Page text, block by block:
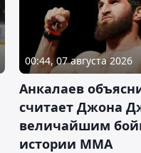
00:44, 07 августа 2026
Анкалаев
считает Джона
величайшим
истории ММА